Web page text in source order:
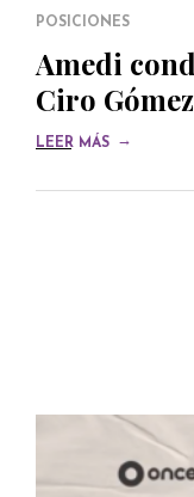
POSICIONES
Amedi
Ciro
LEER MÁS →